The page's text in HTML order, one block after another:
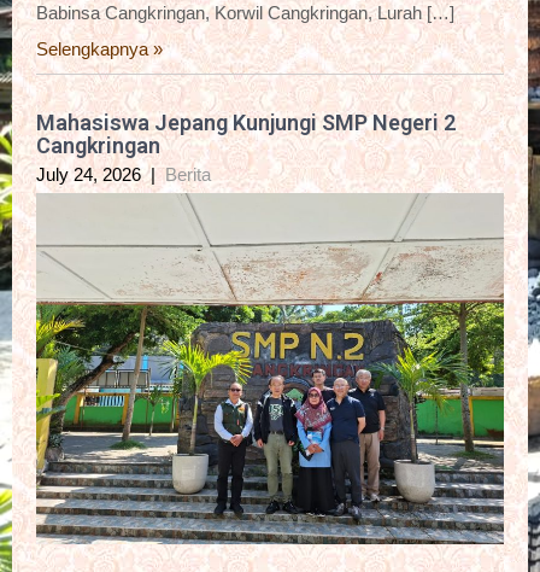
Babinsa Cangkringan, Korwil Cangkringan, Lurah […]
Selengkapnya »
Mahasiswa Jepang Kunjungi SMP Negeri 2
Cangkringan
July 24, 2026 | Berita